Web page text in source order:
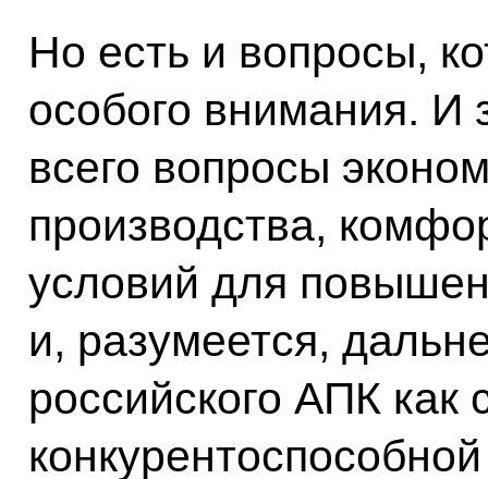
Но есть и вопросы,
особого внимания. И
всего вопросы
производства,
условий для
и, разумеется,
российского АПК как